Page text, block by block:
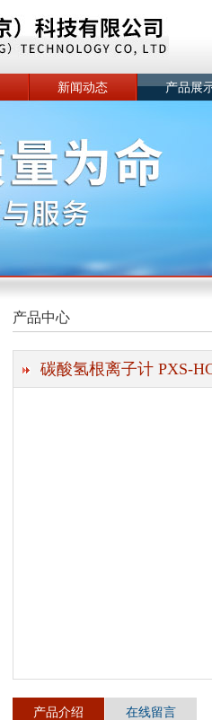
新闻动态 产品展
产品中心
碳酸氢根离子计 PXS-
产品介绍 在线留言